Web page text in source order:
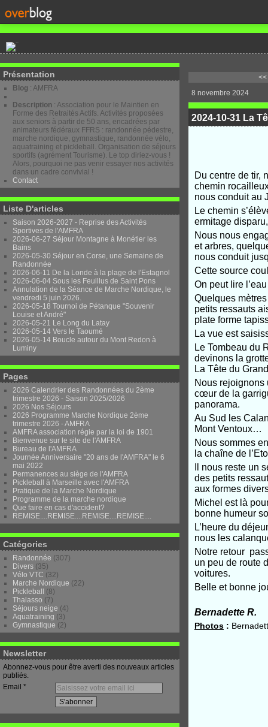
Présentation
Blog : AMFRA
Description : Association pour le Maintien en
Forme des Retraités Actifs. Activités proposées
aux seniors à partir de 50 ans, encadrées par
animateurs fédéraux FFRS : randonnée pédestre,
marche nordique, gymnastique, randonnée vélo,
aquatraining et pickleball. Organisation de séjours
sportifs (agrément Tourisme). Le top diriez-vous !
Alors, pourquoi ne pas venir essayer nos activités
dans un cadre convivial !
Contact
Liste D'articles
Saison 2026-2027 - Reprise des Activités
Sportives de l'AMFRA
2026-06-27 Séjour Montagne à Monétier les
Bains
2026-05-30 Séjour en Corse, une Semaine de
Randonnée
2026-06-11 De la Londe à la plage de l'Estagnol
2026-06-04 Sous les Feuillus de Saint Pons
Annulation de la Séance de Marche Nordique, le
vendredi 5 juin 2026.
2026-05-18 Tournoi de Pétanque "Souvenir
Louise et André"
2026-05-21 Le Long du Latay
2026-05-14 Vers le Taoumé
2026-05-14 Boucle autour du Mont Redon à
Luminy
Pages
2026 Calendrier des Randonnées du 2ème
trimestre 2026 - Saison 2025/2026
2026 Nos Séjours
2026 Programme Marche Nordique 2ème
trimestre 2026 - AMFRA
AMFRA association régie par la loi de 1901
Bienvenue sur le site de l'AMFRA
Bureau de l'AMFRA
Journée Anniversaire "20 ans de l'AMFRA" le 6
mai 2022
Permanences au siège de l'AMFRA
Pickleball à Marseille avec l'AMFRA
Pratique de la Marche Nordique
Programme de la marche nordique
Que faire en cas d'accident?
REMISE....REMISE....REMISE....REMISE....
Catégories
Randonnée (307)
Divers (35)
Vélo VTC (32)
Marche Nordique (22)
Pickleball
(8)
Thalasso (7)
Séjours neige (4)
Aquatraining (3)
Gymnastique (2)
Newsletter
Abonnez-vous pour être averti des nouveaux articles
publiés.
Email
8 novembre 2024
2024-10-31 La
Du centre de tir,
chemin
nous conduit au
Le chemin
ermitage
Nous nous
et arbres,
nous conduit
Cette source
On peut lire
Quelques
petits ressauts
plate forme
La vue est
Le Tombeau du
devinons la
La Tête du
Nous rejoignons
cœur de la
panorama.
Au Sud les
Mont Ventoux…
Nous sommes
la chaîne de
Il nous reste un
des petits
aux formes
Michel est là
bonne humeur
L’heure du
nous les
Notre retour
un peu de route
voitures.
Belle et bonne
Bernadette R.
Photos :